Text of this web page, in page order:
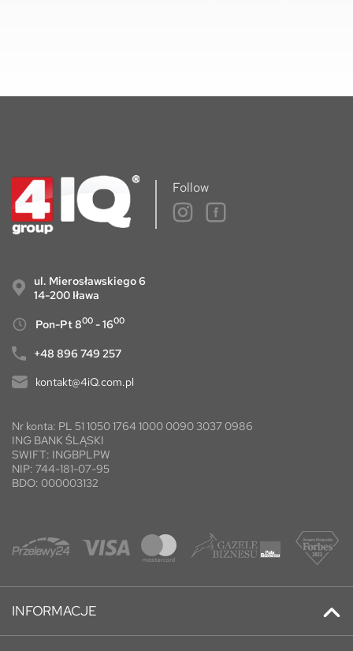
Follow
ul. Mierosławskiego 6
14-200 Iława
Pon-Pt 800 - 1600
+48 896 749 257
kontakt@4iQ.com.pl
Nr konta: PL 51 1050 1764 1000 0090 3037 0986
ING BANK ŚLĄSKI
SWIFT: INGBPLPW
NIP: 744-181-07-95
BDO: 000003132
INFORMACJE
Kontakt